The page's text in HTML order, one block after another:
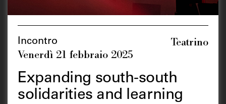
Incontro
Venerdì 21 febbraio 2025
Teatrino
Expanding south-south
solidarities and learning